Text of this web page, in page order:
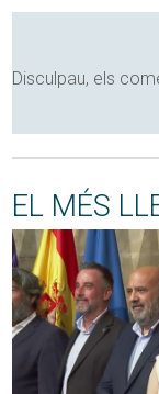
Disculpau, els
EL MÉS